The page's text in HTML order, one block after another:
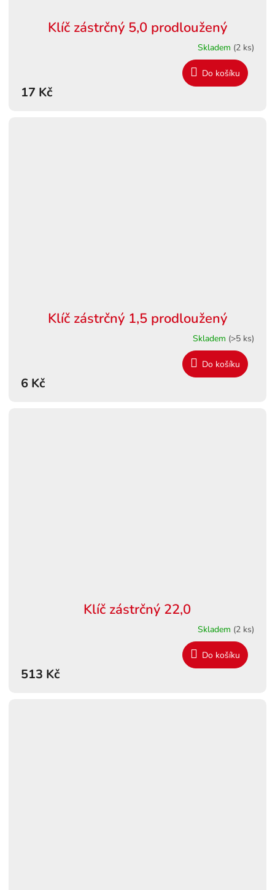
Klíč zástrčný 5,0 prodloužený
Skladem (2 ks)
17 Kč
Do košíku
Klíč zástrčný 1,5 prodloužený
Skladem (>5 ks)
6 Kč
Do košíku
Klíč zástrčný 22,0
Skladem (2 ks)
513 Kč
Do košíku